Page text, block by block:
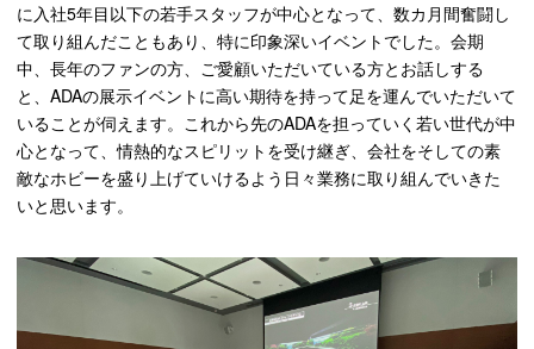
に入社5年目以下の若手スタッフが中心となって、数カ月間奮闘し
て取り組んだこともあり、特に印象深いイベントでした。会期
中、長年のファンの方、ご愛顧いただいている方とお話しする
と、ADAの展示イベントに高い期待を持って足を運んでいただいて
いることが伺えます。これから先のADAを担っていく若い世代が中
心となって、情熱的なスピリットを受け継ぎ、会社をそしての素
敵なホビーを盛り上げていけるよう日々業務に取り組んでいきた
いと思います。